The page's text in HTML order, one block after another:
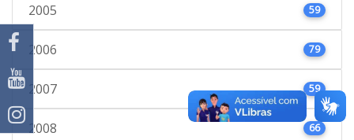
2005 59
2006 79
2007 59
2008 66